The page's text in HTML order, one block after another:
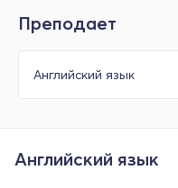
Преподает
Английский язык